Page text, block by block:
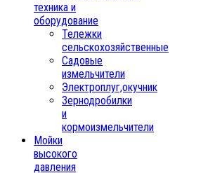
техника и
оборудование
Тележки
сельскохозяйственные
Садовые
измельчители
Электроплуг,окучник
Зернодробилки
и
кормоизмельчители
Мойки
высокого
давления